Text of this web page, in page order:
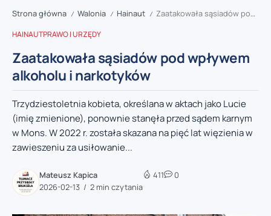
Strona główna / Walonia / Hainaut / Zaatakowała sąsiadów pod wpływem alkoholu i narkotyków
HAINAUTPRAWO I URZĘDY
Zaatakowała sąsiadów pod wpływem
alkoholu i narkotyków
Trzydziestoletnia kobieta, określana w aktach jako Lucie
(imię zmienione), ponownie stanęła przed sądem karnym
w Mons. W 2022 r. została skazana na pięć lat więzienia w
zawieszeniu za usiłowanie...
Mateusz Kapica
2026-02-13
2 min czytania
411 0